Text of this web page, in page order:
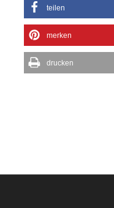
teilen
merken
drucken